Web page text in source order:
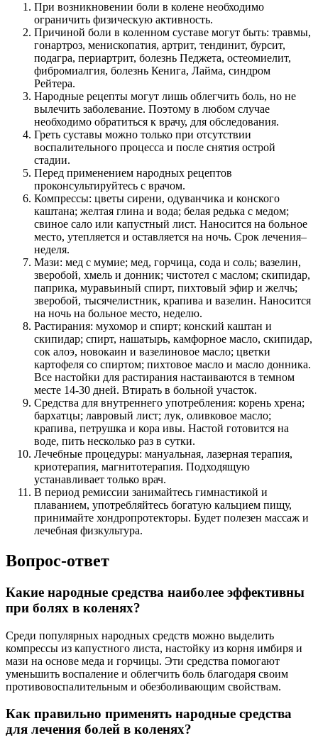
При возникновении боли в колене необходимо
ограничить физическую активность.
Причиной боли в коленном суставе могут быть: травмы,
гонартроз, менископатия, артрит, тендинит, бурсит,
подагра, периартрит, болезнь Педжета, остеомиелит,
фибромиалгия, болезнь Кенига, Лайма, синдром
Рейтера.
Народные рецепты могут лишь облегчить боль, но не
вылечить заболевание. Поэтому в любом случае
необходимо обратиться к врачу, для обследования.
Греть суставы можно только при отсутствии
воспалительного процесса и после снятия острой
стадии.
Перед применением народных рецептов
проконсультируйтесь с врачом.
Компрессы: цветы сирени, одуванчика и конского
каштана; желтая глина и вода; белая редька с медом;
свиное сало или капустный лист. Наносится на больное
место, утепляется и оставляется на ночь. Срок лечения–
неделя.
Мази: мед с мумие; мед, горчица, сода и соль; вазелин,
зверобой, хмель и донник; чистотел с маслом; скипидар,
паприка, муравьиный спирт, пихтовый эфир и желчь;
зверобой, тысячелистник, крапива и вазелин. Наносится
на ночь на больное место, неделю.
Растирания: мухомор и спирт; конский каштан и
скипидар; спирт, нашатырь, камфорное масло, скипидар,
сок алоэ, новокаин и вазелиновое масло; цветки
картофеля со спиртом; пихтовое масло и масло донника.
Все настойки для растирания настаиваются в темном
месте 14-30 дней. Втирать в больной участок.
Средства для внутреннего употребления: корень хрена;
бархатцы; лавровый лист; лук, оливковое масло;
крапива, петрушка и кора ивы. Настой готовится на
воде, пить несколько раз в сутки.
Лечебные процедуры: мануальная, лазерная терапия,
криотерапия, магнитотерапия. Подходящую
устанавливает только врач.
В период ремиссии занимайтесь гимнастикой и
плаванием, употребляйтесь богатую кальцием пищу,
принимайте хондропротекторы. Будет полезен массаж и
лечебная физкультура.
Вопрос-ответ
Какие народные средства наиболее эффективны
при болях в коленях?
Среди популярных народных средств можно выделить
компрессы из капустного листа, настойку из корня имбиря и
мази на основе меда и горчицы. Эти средства помогают
уменьшить воспаление и облегчить боль благодаря своим
противовоспалительным и обезболивающим свойствам.
Как правильно применять народные средства
для лечения болей в коленях?